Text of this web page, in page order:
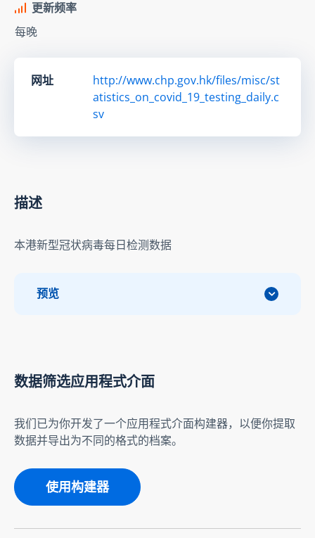
更新频率
每晚
网址
http://www.chp.gov.hk/files/misc/st
atistics_on_covid_19_testing_daily.c
sv
描述
本港新型冠状病毒每日检测数据
预览
数据筛选应用程式介面
我们已为你开发了一个应用程式介面构建器，以便你提取
数据并导出为不同的格式的档案。
使用构建器